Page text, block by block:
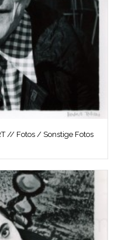
// Fotos / Sonstige Fotos